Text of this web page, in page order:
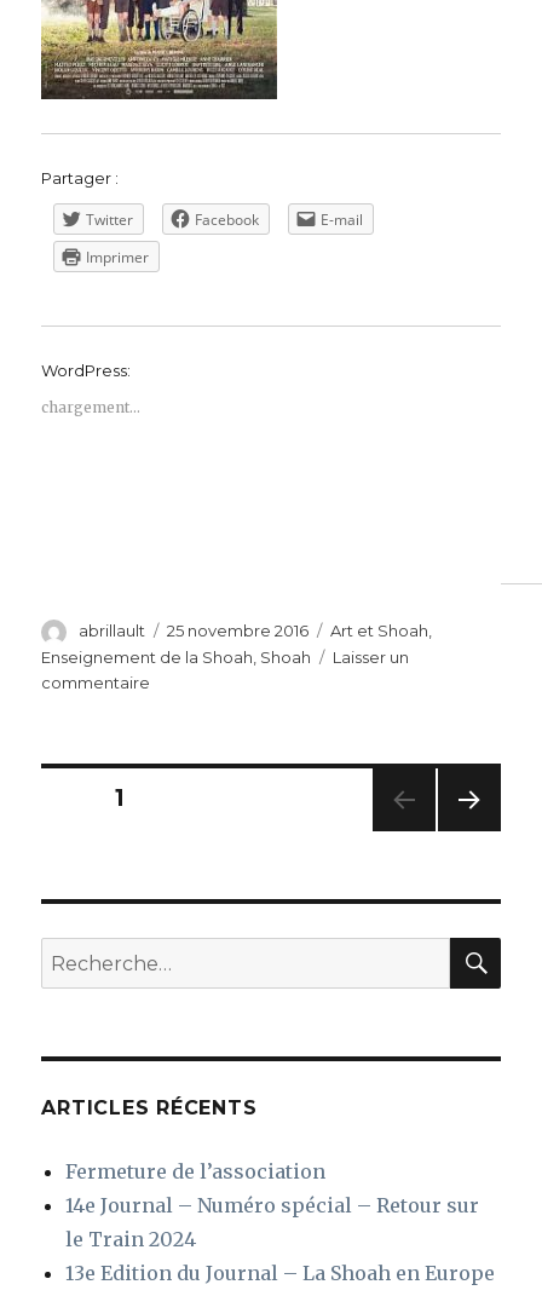
Partager :
Twitter Facebook
E-mail
Imprimer
WordPress:
chargement…
Auteur
abrillault
Publié
le
25 novembre 2016 Catégories
Art et Shoah,
Enseignement de la Shoah Shoah
Laisser un
commentaire
Navigation
articles
PAGE1
ANT
E
Recherche
pour
ARTICLES RÉCENTS
Fermeture de l’association
14e Journal – Numéro spécial – Retour sur
le Train 2024
13e Edition du Journal – La Shoah en Europe